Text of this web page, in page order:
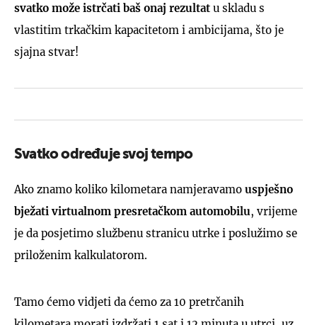
svatko može istrčati baš onaj rezultat u skladu s
vlastitim trkačkim kapacitetom i ambicijama, što je
sjajna stvar!
Svatko određuje svoj tempo
Ako znamo koliko kilometara namjeravamo uspješno
bježati virtualnom presretačkom automobilu, vrijeme
je da posjetimo službenu stranicu utrke i poslužimo se
priloženim kalkulatorom.
Tamo ćemo vidjeti da ćemo za 10 pretrčanih